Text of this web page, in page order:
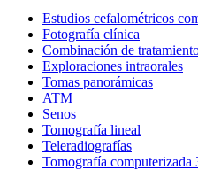
Estudios cefalométricos
Fotografía clínica
Combinación de
Exploraciones intraorales
Tomas panorámicas
ATM
Senos
Tomografía lineal
Teleradiografías
Tomografía